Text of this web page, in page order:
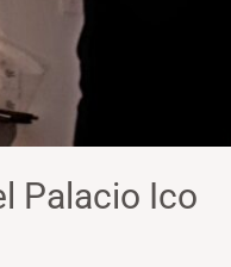
Palacio Ico